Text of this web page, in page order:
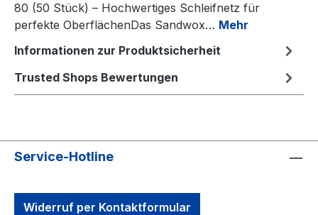
80 (50 Stück) – Hochwertiges Schleifnetz für
perfekte OberflächenDas Sandwox… Mehr
Informationen zur Produktsicherheit
Trusted Shops Bewertungen
Service-Hotline
Widerruf per Kontaktformular